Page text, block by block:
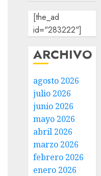
[the_ad
id="283222"]
ARCHIVO
agosto 2026
julio 2026
junio 2026
mayo 2026
abril 2026
marzo 2026
febrero 2026
enero 2026